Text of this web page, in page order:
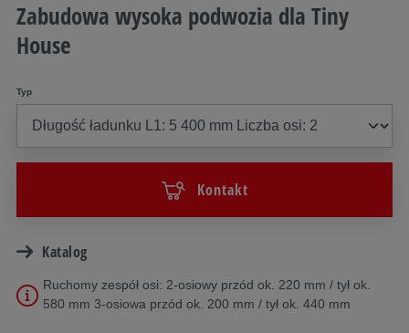
Zabudowa wysoka podwozia dla Tiny
House
Typ
Kontakt
Katalog
Ruchomy zespół osi: 2-osiowy przód ok. 220 mm / tył ok.
580 mm 3-osiowa przód ok. 200 mm / tył ok. 440 mm